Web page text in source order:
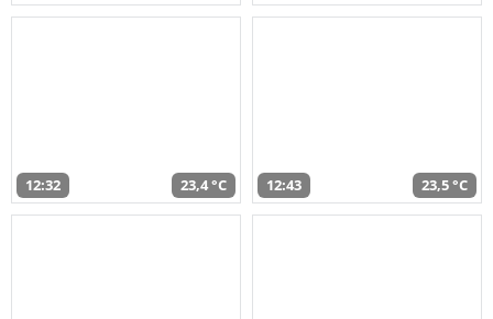
12:32 23,4 °C 12:43 23,5 °C